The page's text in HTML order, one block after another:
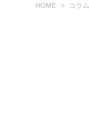
HOME コラム